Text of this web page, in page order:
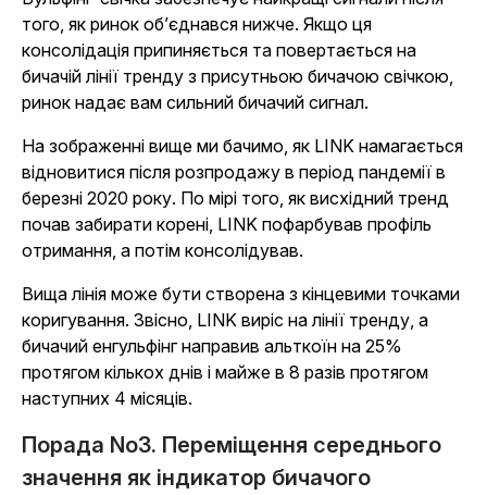
того, як ринок об’єднався нижче. Якщо ця
консолідація припиняється та повертається на
бичачій лінії тренду з присутньою бичачою свічкою,
ринок надає вам сильний бичачий сигнал.
На зображенні вище ми бачимо, як LINK намагається
відновитися після розпродажу в період пандемії в
березні 2020 року. По мірі того, як висхідний тренд
почав забирати корені, LINK пофарбував профіль
отримання, а потім консолідував.
Вища лінія може бути створена з кінцевими точками
коригування. Звісно, LINK виріс на лінії тренду, а
бичачий енгульфінг направив альткоїн на 25%
протягом кількох днів і майже в 8 разів протягом
наступних 4 місяців.
Порада No3. Переміщення середнього
значення як індикатор бичачого